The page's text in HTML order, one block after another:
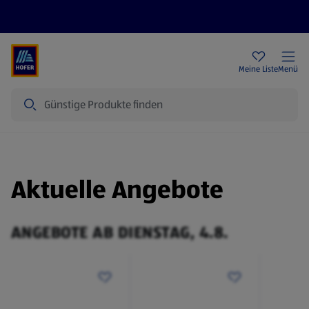
Meine ListeMenü
Aktuelle Angebote
ANGEBOTE AB DIENSTAG, 4.8.